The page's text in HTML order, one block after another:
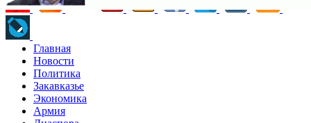
Главная
Новости
Политика
Закавказье
Экономика
Армия